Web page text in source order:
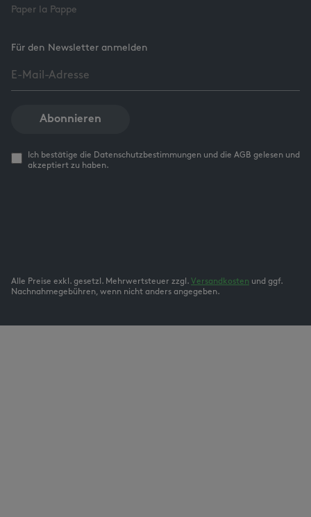
Paper la Pappe
Für den Newsletter anmelden
Abonnieren
Ich bestätige die Datenschutzbestimmungen und die AGB gelesen und
akzeptiert zu haben.
Alle Preise exkl. gesetzl. Mehrwertsteuer zzgl. Versandkosten und ggf.
Nachnahmegebühren, wenn nicht anders angegeben.